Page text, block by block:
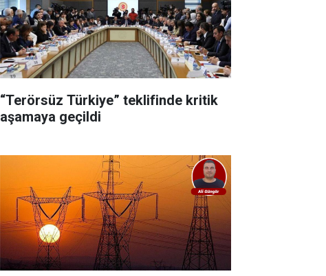
“Terörsüz Türkiye” teklifinde kritik
aşamaya geçildi